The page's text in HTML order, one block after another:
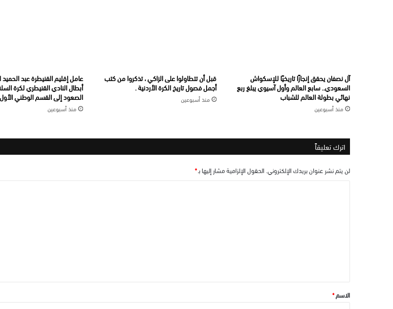
آل نصفان يحقق إنجازًا تاريخيًا للإسكواش
السعودي.. سابع العالم وأول آسيوي يبلغ ربع
نهائي بطولة العالم للشباب
منذ أسبوعين
قبل أن تتطاولوا على الزاكي ، تذكروا من كتب
أجمل فصول تاريخ الكرة الأردنية .
منذ أسبوعين
عامل إقليم القنيطرة عبد
أبطال النادي القنيطري لكرة
الصعود إلى القسم الوطني الأول
منذ أسبوعين
اترك تعليقاً
لن يتم نشر عنوان بريدك الإلكتروني. الحقول الإلزامية مشار إليها بـ*
*الاسم*